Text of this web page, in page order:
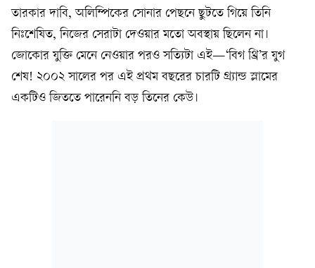
তারকার দাবি, অলিম্পিকের সোনার পেছনে ছুটতে গিয়ে তিনি
নিঃশেষিত, নিজের সেরাটা দেওয়ার মতো অবস্থায় ছিলেন না।
জোকোর যুক্তি মেনে নেওয়ার পরও সত্যিটা এই—‘বিগ থ্রি’র যুগ
শেষ! ২০০২ সালের পর এই প্রথম বছরের চারটি গ্র্যান্ড স্লামের
একটিও জিততে পারেননি বড় তিনের কেউ।